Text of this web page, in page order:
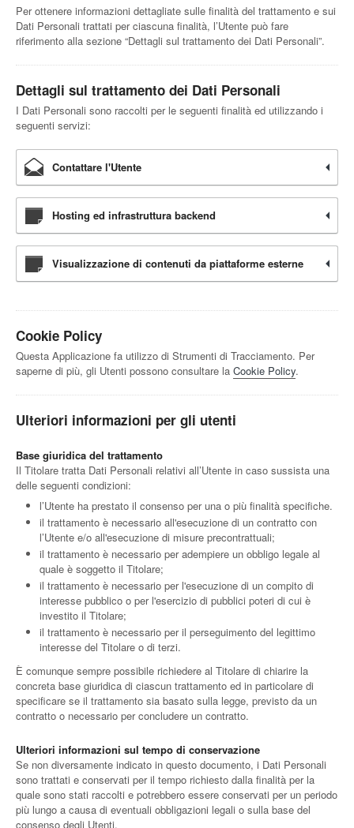
Per ottenere informazioni dettagliate sulle finalità del trattamento e sui
Dati Personali trattati per ciascuna finalità, l’Utente può fare
riferimento alla sezione “Dettagli sul trattamento dei Dati Personali”.
Dettagli sul trattamento dei Dati Personali
I Dati Personali sono raccolti per le seguenti finalità ed utilizzando i
seguenti servizi:
Contattare l'Utente
Hosting ed infrastruttura backend
Visualizzazione di contenuti da piattaforme esterne
Cookie Policy
Questa Applicazione fa utilizzo di Strumenti di Tracciamento. Per
saperne di più, gli Utenti possono consultare la Cookie Policy.
Ulteriori informazioni per gli utenti
Base giuridica del trattamento
Il Titolare tratta Dati Personali relativi all’Utente in caso sussista una
delle seguenti condizioni:
l’Utente ha prestato il consenso per una o più finalità specifiche.
il trattamento è necessario all'esecuzione di un contratto con
l’Utente e/o all'esecuzione di misure precontrattuali;
il trattamento è necessario per adempiere un obbligo legale al
quale è soggetto il Titolare;
il trattamento è necessario per l'esecuzione di un compito di
interesse pubblico o per l'esercizio di pubblici poteri di cui è
investito il Titolare;
il trattamento è necessario per il perseguimento del legittimo
interesse del Titolare o di terzi.
È comunque sempre possibile richiedere al Titolare di chiarire la
concreta base giuridica di ciascun trattamento ed in particolare di
specificare se il trattamento sia basato sulla legge, previsto da un
contratto o necessario per concludere un contratto.
Ulteriori informazioni sul tempo di conservazione
Se non diversamente indicato in questo documento, i Dati Personali
sono trattati e conservati per il tempo richiesto dalla finalità per la
quale sono stati raccolti e potrebbero essere conservati per un periodo
più lungo a causa di eventuali obbligazioni legali o sulla base del
consenso degli Utenti.